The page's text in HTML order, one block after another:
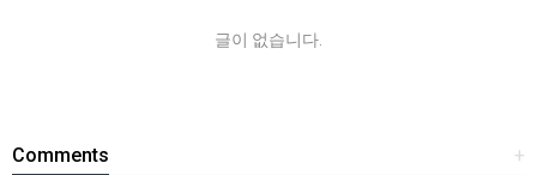
글이 없습니다.
+
Comments